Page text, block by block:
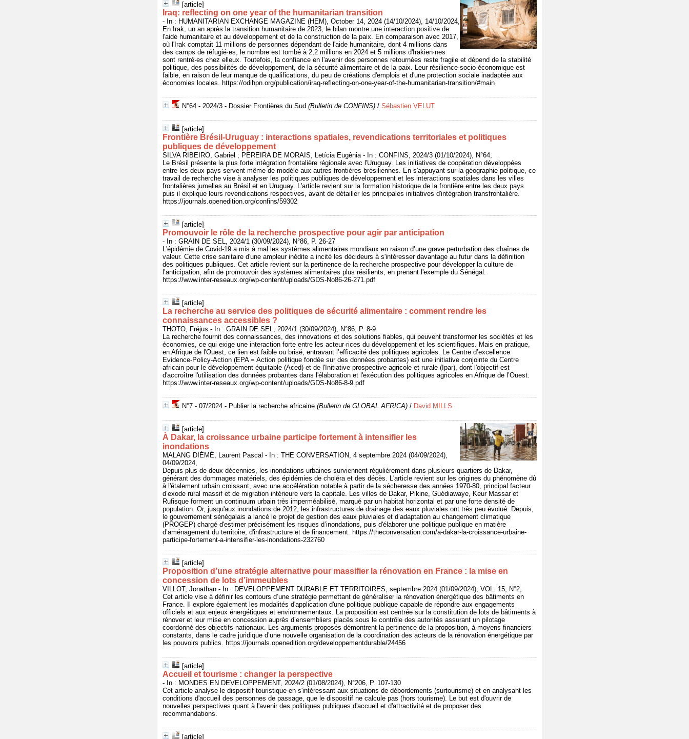
[article]
Iraq: reflecting on one year of the humanitarian transition
- In : HUMANITARIAN EXCHANGE MAGAZINE (HEM), October 14, 2024 (14/10/2024), 14/10/2024,
En Irak, un an après la transition humanitaire de 2023, le bilan montre une interaction positive de
l'aide humanitaire et au développement et de la construction de la paix. En comparaison avec 2017,
où l'Irak comptait 11 millions de personnes dépendant de l'aide humanitaire, dont 4 millions dans
des camps de réfugié·es, le nombre est tombé à 2,2 millions en 2024 et 5 millions d'Irakien·nes
sont rentré·es chez elleux. Toutefois, la confiance en l'avenir des personnes retournées reste fragile et dépend de la stabilité
politique, des possibilités de développement, de la sécurité alimentaire et de la paix. Leur résilience socio-économique est
faible, en raison de leur manque de qualifications, du peu de créations d'emplois et d'une protection sociale inadaptée aux
économies locales. https://odihpn.org/publication/iraq-reflecting-on-one-year-of-the-humanitarian-transition/#main
N°64 - 2024/3 - Dossier Frontières du Sud (Bulletin de CONFINS) / Sébastien VELUT
[article]
Frontière Brésil-Uruguay : interactions spatiales, revendications territoriales et politiques
publiques de développement
SILVA RIBEIRO, Gabriel ; PEREIRA DE MORAIS, Letícia Eugênia - In : CONFINS, 2024/3 (01/10/2024), N°64,
Le Brésil présente la plus forte intégration frontalière régionale avec l'Uruguay. Les initiatives de coopération développées
entre les deux pays servent même de modèle aux autres frontières brésiliennes. En s'appuyant sur la géographie politique, ce
travail de recherche vise à analyser les politiques publiques de développement et les interactions spatiales dans les villes
frontalières jumelles au Brésil et en Uruguay. L'article revient sur la formation historique de la frontière entre les deux pays
puis il explique leurs revendications respectives, avant de détailler les principales initiatives d'intégration transfrontalière.
https://journals.openedition.org/confins/59302
[article]
Promouvoir le rôle de la recherche prospective pour agir par anticipation
- In : GRAIN DE SEL, 2024/1 (30/09/2024), N°86, P. 26-27
L'épidémie de Covid-19 a mis à mal les systèmes alimentaires mondiaux en raison d’une grave perturbation des chaînes de
valeur. Cette crise sanitaire d'une ampleur inédite a incité les décideurs à s'intéresser davantage au futur dans la définition
des politiques publiques. Cet article revient sur la pertinence de la recherche prospective pour développer la culture de
l’anticipation, afin de promouvoir des systèmes alimentaires plus résilients, en prenant l'exemple du Sénégal.
https://www.inter-reseaux.org/wp-content/uploads/GDS-No86-26-271.pdf
[article]
La recherche au service des politiques de sécurité alimentaire : comment rendre les
connaissances accessibles ?
THOTO, Fréjus - In : GRAIN DE SEL, 2024/1 (30/09/2024), N°86, P. 8-9
La recherche fournit des connaissances, des innovations et des solutions fiables, qui peuvent transformer les sociétés et les
économies, ce qui exige une interaction forte entre les acteur·rices du développement et les scientifiques. Mais en pratique,
en Afrique de l'Ouest, ce lien est faible ou brisé, entravant l’efficacité des politiques agricoles. Le Centre d’excellence
Evidence-Policy-Action (EPA = Action politique fondée sur des données probantes) est une initiative conjointe du Centre
africain pour le développement équitable (Aced) et de l'Initiative prospective agricole et rurale (Ipar), dont l'objectif est
d'accroître l'utilisation des données probantes dans l'élaboration et l'exécution des politiques agricoles en Afrique de l’Ouest.
https://www.inter-reseaux.org/wp-content/uploads/GDS-No86-8-9.pdf
N°7 - 07/2024 - Publier la recherche africaine (Bulletin de GLOBAL AFRICA) / David MILLS
[article]
À Dakar, la croissance urbaine participe fortement à intensifier les
inondations
MALANG DIÉMÉ, Laurent Pascal - In : THE CONVERSATION, 4 septembre 2024 (04/09/2024),
04/09/2024,
Depuis plus de deux décennies, les inondations urbaines surviennent régulièrement dans plusieurs quartiers de Dakar,
générant des dommages matériels, des épidémies de choléra et des décès. L'article revient sur les origines du phénomène dû
à l'étalement urbain croissant, avec une accélération notable à partir de la sécheresse des années 1970-80, principal facteur
d’exode rural massif et de migration intérieure vers la capitale. Les villes de Dakar, Pikine, Guédiawaye, Keur Massar et
Rufisque forment un continuum urbain très imperméabilisé, marqué par un habitat horizontal et par une forte densité de
population. Or, jusqu'aux inondations de 2012, les infrastructures de drainage des eaux pluviales ont très peu évolué. Depuis,
le gouvernement sénégalais a lancé le projet de gestion des eaux pluviales et d’adaptation au changement climatique
(PROGEP) chargé d'estimer précisément les risques d’inondations, puis d'élaborer une politique publique en matière
d’aménagement du territoire, d'infrastructure et de financement. https://theconversation.com/a-dakar-la-croissance-urbaine-
participe-fortement-a-intensifier-les-inondations-232760
[article]
Proposition d’une stratégie alternative pour massifier la rénovation en France : la mise en
concession de lots d’immeubles
VILLOT, Jonathan - In : DEVELOPPEMENT DURABLE ET TERRITOIRES, septembre 2024 (01/09/2024), VOL. 15, N°2,
Cet article vise à définir les contours d’une stratégie permettant de généraliser la rénovation énergétique des bâtiments en
France. Il explore également les modalités d'application d'une politique publique capable de répondre aux engagements
officiels et aux enjeux énergétiques et environnementaux. La proposition est centrée sur la constitution de lots de bâtiments à
rénover et leur mise en concession auprès d’ensembliers placés sous le contrôle des autorités assurant un pilotage
coordonné des objectifs nationaux. Les arguments proposés démontrent la pertinence de la proposition, à moyens financiers
constants, dans le cadre juridique d’une nouvelle organisation de la coordination des acteurs de la rénovation énergétique par
les pouvoirs publics. https://journals.openedition.org/developpementdurable/24456
[article]
Accueil et tourisme : changer la perspective
- In : MONDES EN DEVELOPPEMENT, 2024/2 (01/08/2024), N°206, P. 107-130
Cet article analyse le dispositif touristique en s'intéressant aux situations de débordements (surtourisme) et en analysant les
conditions d'accueil des personnes de passage, que le dispositif ne calcule pas (hors tourisme). Le but est d'ouvrir de
nouvelles perspectives quant à l'avenir des politiques publiques d'accueil et d'attractivité et de proposer des
recommandations.
[article]